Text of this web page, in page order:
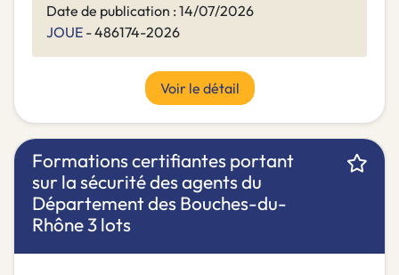
Date de publication : 14/07/2026
JOUE - 486174-2026
Voir le détail
Formations certifiantes portant
sur la sécurité des agents du
Département des Bouches-du-
Rhône 3 lots